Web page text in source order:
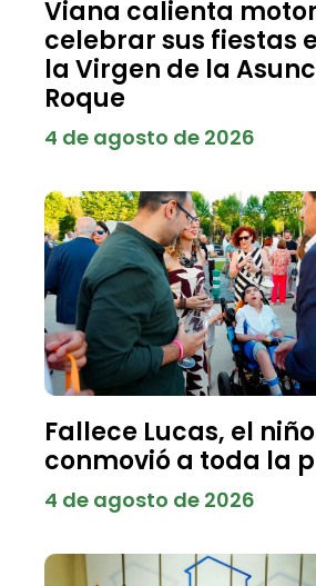
Viana calienta
celebrar sus fiestas
la Virgen de la
Roque
4 de agosto de 2026
Fallece Lucas, el
conmovió a toda la
4 de agosto de 2026